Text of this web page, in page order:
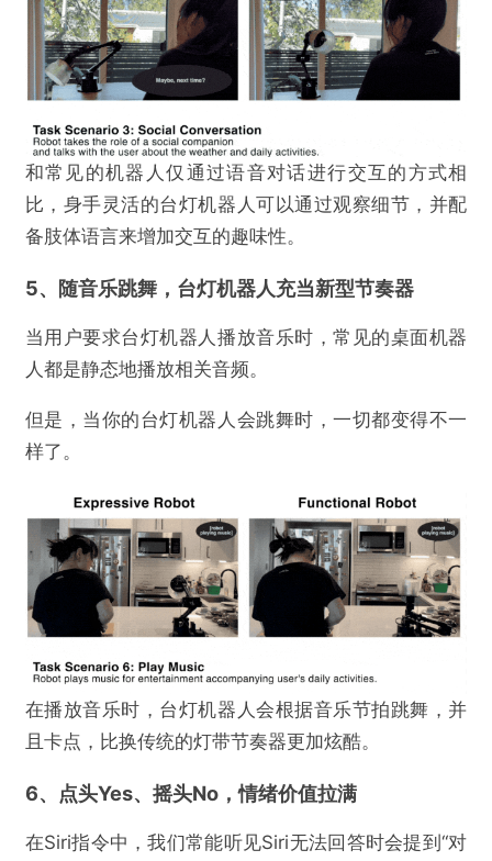
和常见的机器人仅通过语音对话进行交互的方式相
比，身手灵活的台灯机器人可以通过观察细节，并配
备肢体语言来增加交互的趣味性。
5、随音乐跳舞，台灯机器人充当新型节奏器
当用户要求台灯机器人播放音乐时，常见的桌面机器
人都是静态地播放相关音频。
但是，当你的台灯机器人会跳舞时，一切都变得不一
样了。
在播放音乐时，台灯机器人会根据音乐节拍跳舞，并
且卡点，比换传统的灯带节奏器更加炫酷。
6、点头Yes、摇头No，情绪价值拉满
在Siri指令中，我们常能听见Siri无法回答时会提到“对